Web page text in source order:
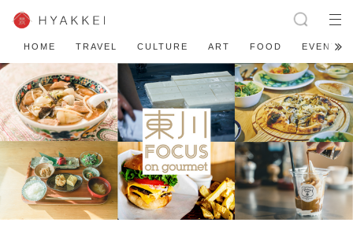
HOME TRAVEL CULTURE ART FOOD EVENT